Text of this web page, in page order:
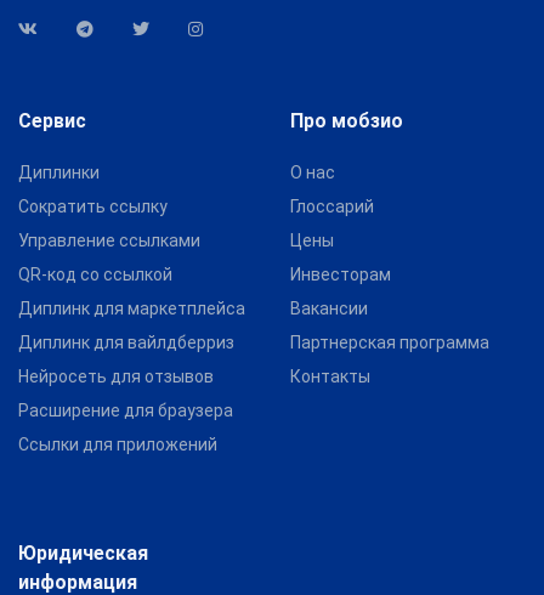
Сервис
Диплинки
Сократить ссылку
Управление ссылками
QR-код со ссылкой
Диплинк для маркетплейса
Диплинк для вайлдберриз
Нейросеть для отзывов
Расширение для браузера
Ссылки для приложений
Про мобзио
О нас
Глоссарий
Цены
Инвесторам
Вакансии
Партнерская программа
Контакты
Юридическая
информация